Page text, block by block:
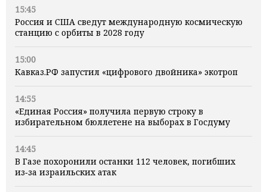
15:45
Россия и США сведут международную космическую
станцию с орбиты в 2028 году
15:00
Кавказ.РФ запустил «цифрового двойника» экотроп
14:55
«Единая Россия» получила первую строку в
избирательном бюллетене на выборах в Госдуму
14:45
В Газе похоронили останки 112 человек, погибших
из‑за израильских атак